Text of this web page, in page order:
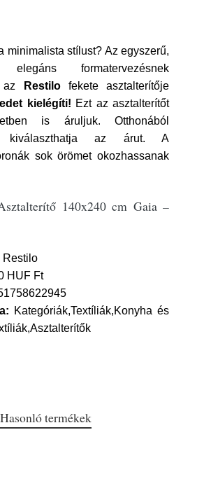
minimalista stílust? Az egyszerű,
formatervezésnek
az
Restilofekete asztalterítője
kielégíti! Ezt az asztalterítőt
is áruljuk. Otthonából
kiválaszthatja az árut. A
sok örömet okozhassanak
140x240 cm Gaia –
Restilo
HUF Ft
Kategóriák,Textíliák,Konyha és
Hasonló termékek